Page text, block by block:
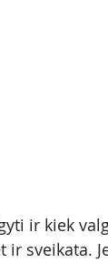
ir kiek
sveikata.